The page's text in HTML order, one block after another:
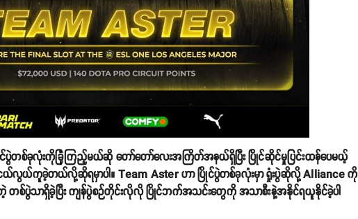
ပွဲတစ်ခုလုံးကိုခြုံကြည့်မယ်ဆို တော်တော်လေးအကြိတ်အနယ်ရှိပြီး ပြိုင်ဆိုင်မှုပြင်းထန်ပေမယ့်
ယ်ကူခဲ့တယ်လို့ဆိုရမှာပါ။ Team Aster ဟာ ပြိုင်ပွဲတစ်ခုလုံးမှာ ရှုံးပွဲဆိုလို့ Alliance ကို
တဲ့ တစ်ပွဲသာရှိခဲ့ပြီး ကျန်ပွဲစဉ်တိုင်းလိုလို ပြိုင်ဘက်အသင်းတွေကို အသာစီးနဲ့အနိုင်ရယူနိုင်ခဲ့ပါ